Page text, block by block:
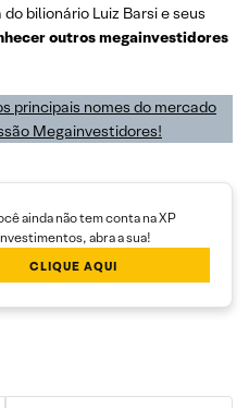
bilionário Luiz Barsi e seus
outros megainvestidores
principais nomes do mercado
Megainvestidores!
ainda não tem conta na XP
abra a sua!
CLIQUE AQUI